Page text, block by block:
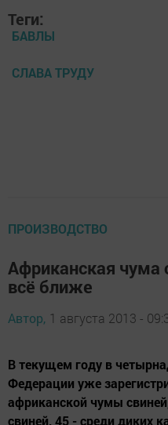
Теги:
БАВЛЫ
СЛАВА ТРУДУ
ПРОИЗВОДСТВО
Африканская чума
всё ближе
Автор, 1 августа 2013 -
В текущем году в
Федерации уже
африканской чумы
свиней, 45 - среди диких